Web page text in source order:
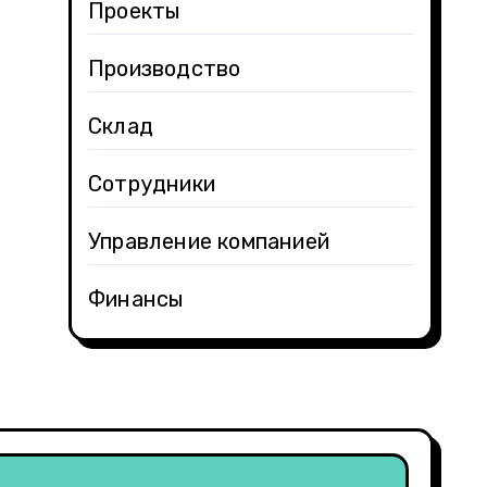
Проекты
Производство
Склад
Сотрудники
Управление компанией
Финансы